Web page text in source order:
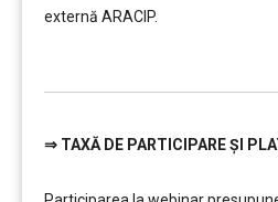
externă ARACIP.
⇒ TAXĂ DE PARTICIPARE ȘI